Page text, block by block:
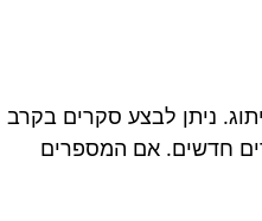
ניתן לבצע סקרים בקרב
חדשים. אם המספרים